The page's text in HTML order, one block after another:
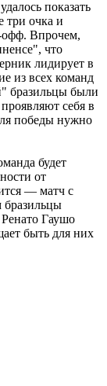
показать
три очка и
офф. Впрочем,
что
лидирует в
из всех команд
бразильцы были
себя в
победы нужно
будет
от
— матч с
бразильцы
Гаушо
быть для них